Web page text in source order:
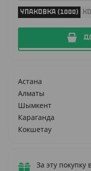
УПАКОВКА (1000)
Астана
Алматы
Шымкент
Караганда
Кокшетау
За эту покупку